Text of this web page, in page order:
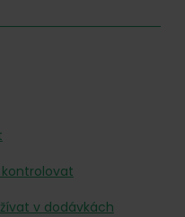
v dodávkách